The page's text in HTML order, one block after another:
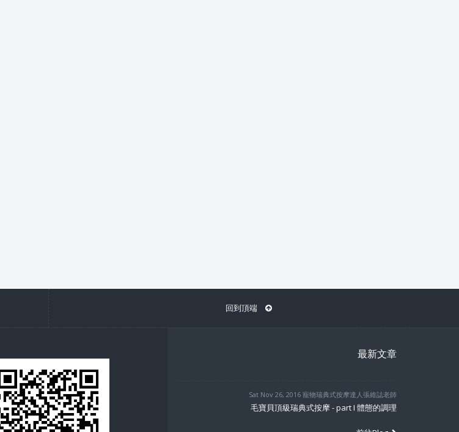
回到頂端
最新文章
Sat Nov 26, 2016 寵物瑞典式按摩達人張維誌老師
毛寶貝頂級瑞典式按摩 - part I 體態的調理